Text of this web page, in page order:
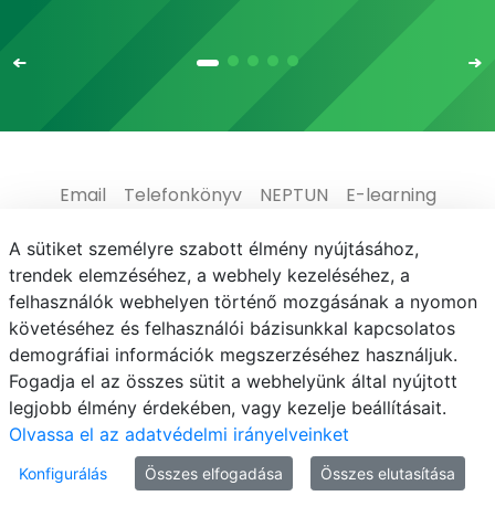
Email Telefonkönyv NEPTUN
E-learning
Médiaközpont
Informatikai Igazgatóság
Adatvédelem
© MATE 2021
A sütiket személyre szabott élmény nyújtásához,
trendek elemzéséhez, a webhely kezeléséhez, a
felhasználók webhelyen történő mozgásának a nyomon
követéséhez és felhasználói bázisunkkal kapcsolatos
demográfiai információk megszerzéséhez használjuk.
Fogadja el az összes sütit a webhelyünk által nyújtott
legjobb élmény érdekében, vagy kezelje beállításait.
Olvassa el az adatvédelmi irányelveinket
Konfigurálás Összes elfogadása Összes elutasítása